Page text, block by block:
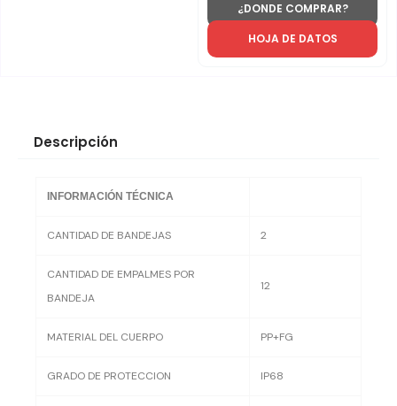
¿DONDE COMPRAR?
HOJA DE DATOS
Descripción
INFORMACIÓN TÉCNICA
CANTIDAD DE BANDEJAS 2
CANTIDAD DE EMPALMES POR
BANDEJA
12
MATERIAL DEL CUERPO PP+FG
GRADO DE PROTECCION IP68